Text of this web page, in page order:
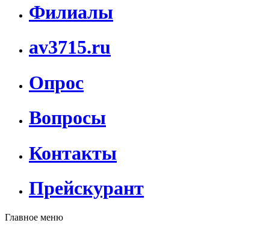
Филиалы
av3715.ru
Опрос
Вопросы
Контакты
Прейскурант
Главное меню